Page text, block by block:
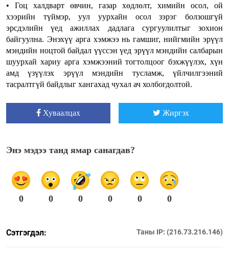
• Гоц халдварт өвчин, газар хөдлөлт, химийн осол, ой
хээрийн түймэр, уул уурхайн осол зэрэг болзошгүй
эрсдэлийн үед ажиллах дадлага сургуулилтыг зохион
байгуулна. Энэхүү арга хэмжээ нь гамшиг, нийгмийн эрүүл
мэндийн ноцтой байдал үүссэн үед эрүүл мэндийн салбарын
шуурхай хариу арга хэмжээний тогтолцоог бэхжүүлэх, хүн
амд үзүүлэх эрүүл мэндийн тусламж, үйлчилгээний
тасралтгүй байдлыг хангахад чухал ач холбогдолтой.
Хуваалцах Жиргэх
Энэ мэдээ танд ямар санагдав?
0 0 0 0 0 0
Сэтгэгдэл: Таны IP: (216.73.216.146)